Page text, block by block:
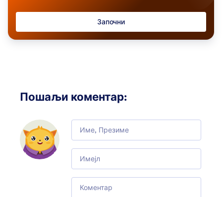
Започни
Пошаљи коментар:
Comment
Email
Comment